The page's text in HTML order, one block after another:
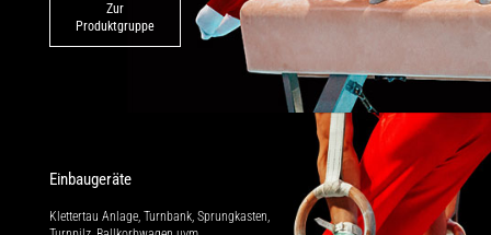
Zur
Produktgruppe
Einbaugeräte
Klettertau Anlage, Turnbank, Sprung­kasten,